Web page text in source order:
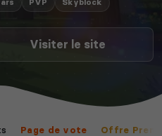
PVP Skyblock
Visiter le site
Page de vote Offre